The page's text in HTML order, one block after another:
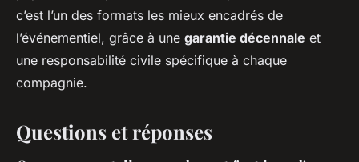
c’est l’un des formats les mieux encadrés de
l’événementiel, grâce à une garantie décennale et
une responsabilité civile spécifique à chaque
compagnie.
Questions et réponses